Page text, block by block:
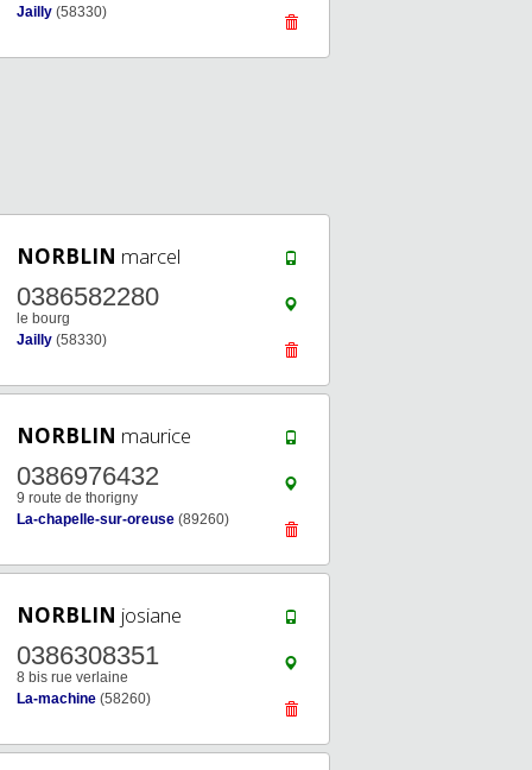
Jailly (58330)
NORBLIN marcel
0386582280
le bourg
Jailly (58330)
NORBLIN maurice
0386976432
9 route de thorigny
La-chapelle-sur-oreuse (89260)
NORBLIN josiane
0386308351
8 bis rue verlaine
La-machine (58260)